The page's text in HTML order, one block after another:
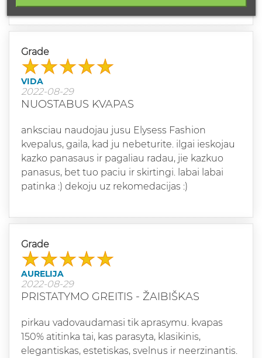
Grade
VIDA
2022-08-29
NUOSTABUS KVAPAS
anksciau naudojau jusu Elysess Fashion
kvepalus, gaila, kad ju nebeturite. ilgai ieskojau
kazko panasaus ir pagaliau radau, jie kazkuo
panasus, bet tuo paciu ir skirtingi. labai labai
patinka :) dekoju uz rekomedacijas :)
Grade
AURELIJA
2022-08-29
PRISTATYMO GREITIS - ŽAIBIŠKAS
pirkau vadovaudamasi tik aprasymu. kvapas
150% atitinka tai, kas parasyta, klasikinis,
elegantiskas, estetiskas, svelnus ir neerzinantis.